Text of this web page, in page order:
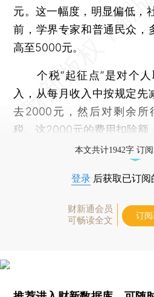
元。这一幅度，明显偏低，
前，学界专家和普通民众，
高至5000元。
个税“起征点”是对个人
入，从每月收入中按规定先
去2000元，然后对剩余所
税。这2000元的费用扣除额
本文共计1942字 订
登录 后获取已订阅
财新通会员
可畅读全文
订